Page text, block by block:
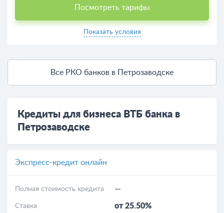
Посмотреть тарифы
Показать условия
Все РКО банков в Петрозаводске
Кредиты для бизнеса ВТБ банка в
Петрозаводске
Экспресс-кредит онлайн
Полная стоимость кредита —
Ставка от 25.50%